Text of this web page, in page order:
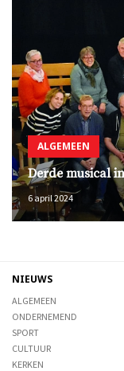
ALGEMEEN
Derde musical
6 april 2024
NIEUWS
ALGEMEEN
ONDERNEMEND
SPORT
CULTUUR
KERKEN